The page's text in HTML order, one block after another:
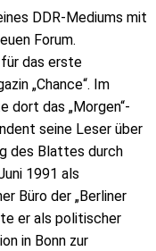
DDR-Mediums mit
Forum.
das erste
„Chance“. Im
dort das „Morgen“-
seine Leser über
des Blattes durch
1991 als
Büro der „Berliner
er als politischer
in Bonn zur